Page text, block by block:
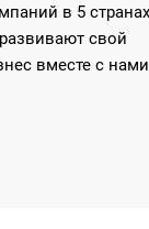
в 5 странах
развивают свой
вместе с нами